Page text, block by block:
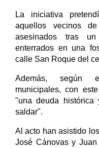
La iniciativa
aquellos vecinos
asesinados tras
enterrados en una
calle San Roque del
Además, según
municipales, con
"una deuda histórica
saldar".
Al acto han asistido
José Cánovas y